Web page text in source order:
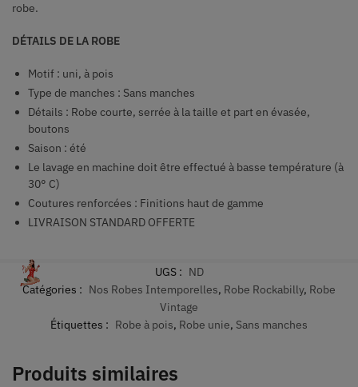
robe.
DÉTAILS DE LA ROBE
Motif : uni, à pois
Type de manches : Sans manches
Détails : Robe courte, serrée à la taille et part en évasée,
boutons
Saison : été
Le lavage en machine doit être effectué à basse température (à
30° C)
Coutures renforcées : Finitions haut de gamme
LIVRAISON STANDARD OFFERTE
UGS : ND
Catégories : Nos Robes Intemporelles, Robe Rockabilly, Robe
Vintage
Étiquettes : Robe à pois, Robe unie, Sans manches
Produits similaires